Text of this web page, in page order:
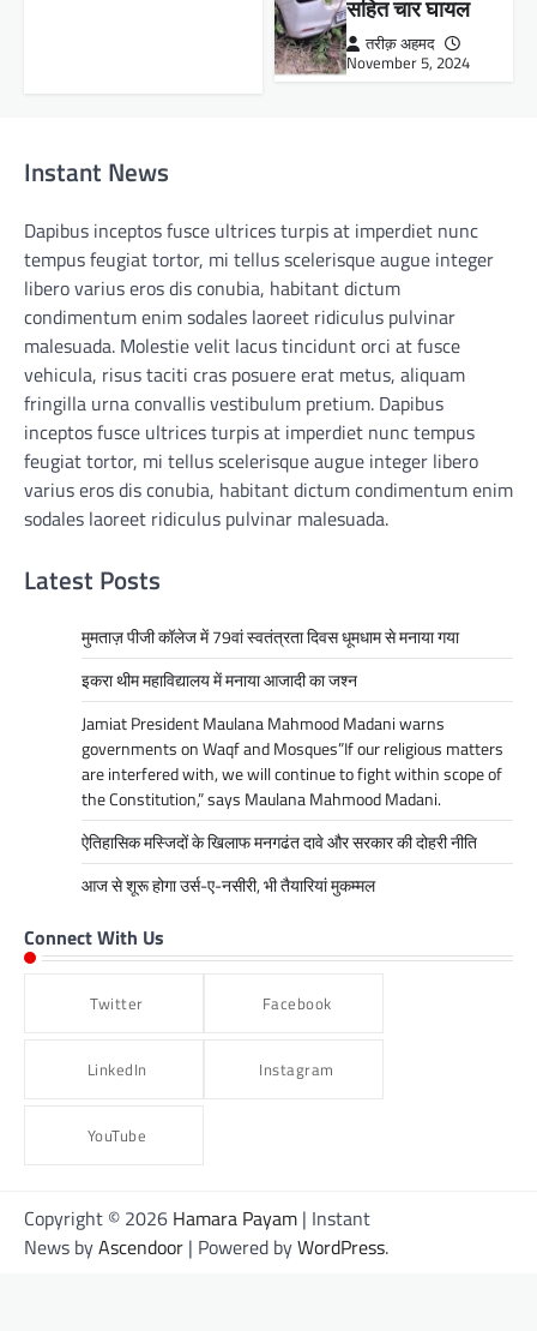
सहित चार घायल
तरीक़ अहमद
November 5, 2024
Instant News
Dapibus inceptos fusce ultrices turpis at imperdiet nunc
tempus feugiat tortor, mi tellus scelerisque augue integer
libero varius eros dis conubia, habitant dictum
condimentum enim sodales laoreet ridiculus pulvinar
malesuada. Molestie velit lacus tincidunt orci at fusce
vehicula, risus taciti cras posuere erat metus, aliquam
fringilla urna convallis vestibulum pretium. Dapibus
inceptos fusce ultrices turpis at imperdiet nunc tempus
feugiat tortor, mi tellus scelerisque augue integer libero
varius eros dis conubia, habitant dictum condimentum enim
sodales laoreet ridiculus pulvinar malesuada.
Latest Posts
मुमताज़ पीजी कॉलेज में 79वां स्वतंत्रता दिवस धूमधाम से मनाया गया
इकरा थीम महाविद्यालय में मनाया आजादी का जश्न
Jamiat President Maulana Mahmood Madani warns
governments on Waqf and Mosques”If our religious matters
are interfered with, we will continue to fight within scope of
the Constitution,” says Maulana Mahmood Madani.
ऐतिहासिक मस्जिदों के खिलाफ मनगढंत दावे और सरकार की दोहरी नीति
आज से शूरू होगा उर्स-ए-नसीरी, भी तैयारियां मुकम्मल
Connect With Us
Twitter Facebook
LinkedIn Instagram
YouTube
Copyright © 2026 Hamara Payam | Instant
News byAscendoor | Powered byWordPress.